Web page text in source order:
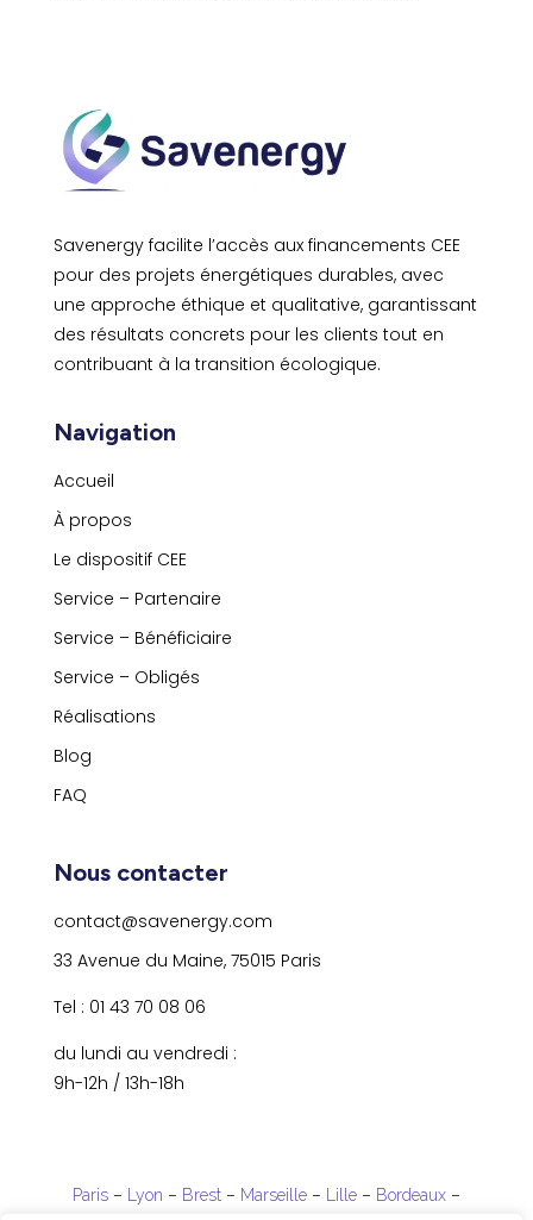
Savenergy facilite l’accès aux financements CEE
pour des projets énergétiques durables, avec
une approche éthique et qualitative, garantissant
des résultats concrets pour les clients tout en
contribuant à la transition écologique.
Navigation
Accueil
À propos
Le dispositif CEE
Service – Partenaire
Service – Bénéficiaire
Service – Obligés
Réalisations
Blog
FAQ
Nous contacter
contact@savenergy.com
33 Avenue du Maine, 75015 Paris
Tel : 01 43 70 08 06
du lundi au vendredi :
9h-12h / 13h-18h
Paris– Lyon – Brest– Marseille– Lille– Bordeaux–